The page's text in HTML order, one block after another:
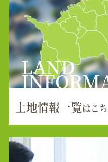
LAND
土地情報一覧はこ